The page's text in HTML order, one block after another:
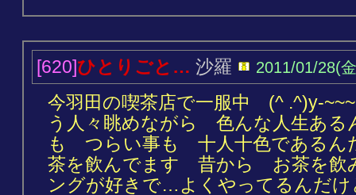
[620]ひとりごと… 沙羅 2011/01/28(
今羽田の喫茶店で一服中 (^ .^)y-
う人々眺めながら 色んな人生あ
も つらい事も 十人十色であるん
茶を飲んでます 昔から お茶を飲
ングが好きで…よくやってるんだけ